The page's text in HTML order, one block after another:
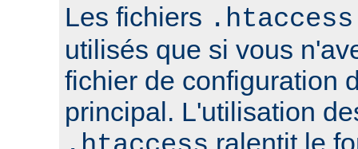
Les fichiers .htaccess
utilisés que si vous
fichier de configuration
principal. L'utilisation
ralentit le